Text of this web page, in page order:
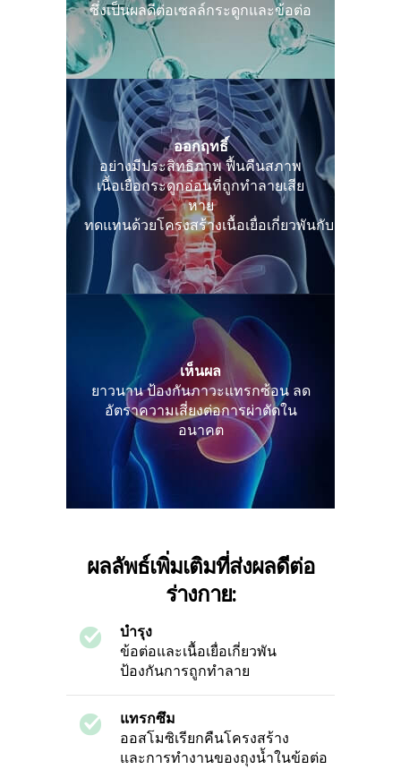
ซึ่งเป็นผลดีต่อเซลล์กระดูกและข้อต่อ
ออกฤทธิ์
อย่างมีประสิทธิภาพ ฟื้นคืนสภาพ
เนื้อเยื่อกระดูกอ่อนที่ถูกทำลายเสีย
หาย
ทดแทนด้วยโครงสร้างเนื้อเยื่อเกี่ยวพันกับกระดูกอ่อ
เห็นผล
ยาวนาน ป้องกันภาวะแทรกซ้อน ลด
อัตราความเสี่ยงต่อการผ่าตัดใน
อนาคต
ผลลัพธ์เพิ่มเติมที่ส่งผลดีต่อ
ร่างกาย:
บำรุง
ข้อต่อและเนื้อเยื่อเกี่ยวพัน
ป้องกันการถูกทำลาย
แทรกซึม
ออสโมซิเรียกคืนโครงสร้าง
และการทำงานของถุงน้ำในข้อต่อ